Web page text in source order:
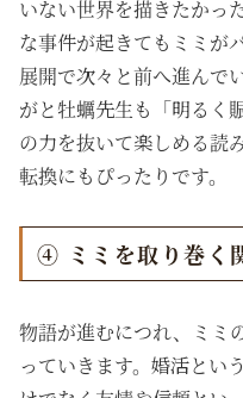
いない世界を描きたかっ
な事件が起きてもミミが
展開で次々と前へ進んで
がと牡蠣先生も「明るく
の力を抜いて楽しめる読
転換にもぴったりです。
④ ミミを取り巻く
物語が進むにつれ、ミミ
っていきます。婚活とい